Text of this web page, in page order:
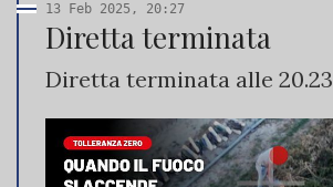
13 Feb 2025, 20:27
Diretta terminata
Diretta terminata alle 20.23